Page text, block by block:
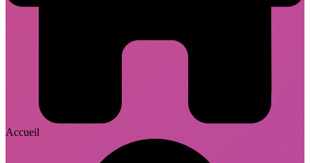
Accueil